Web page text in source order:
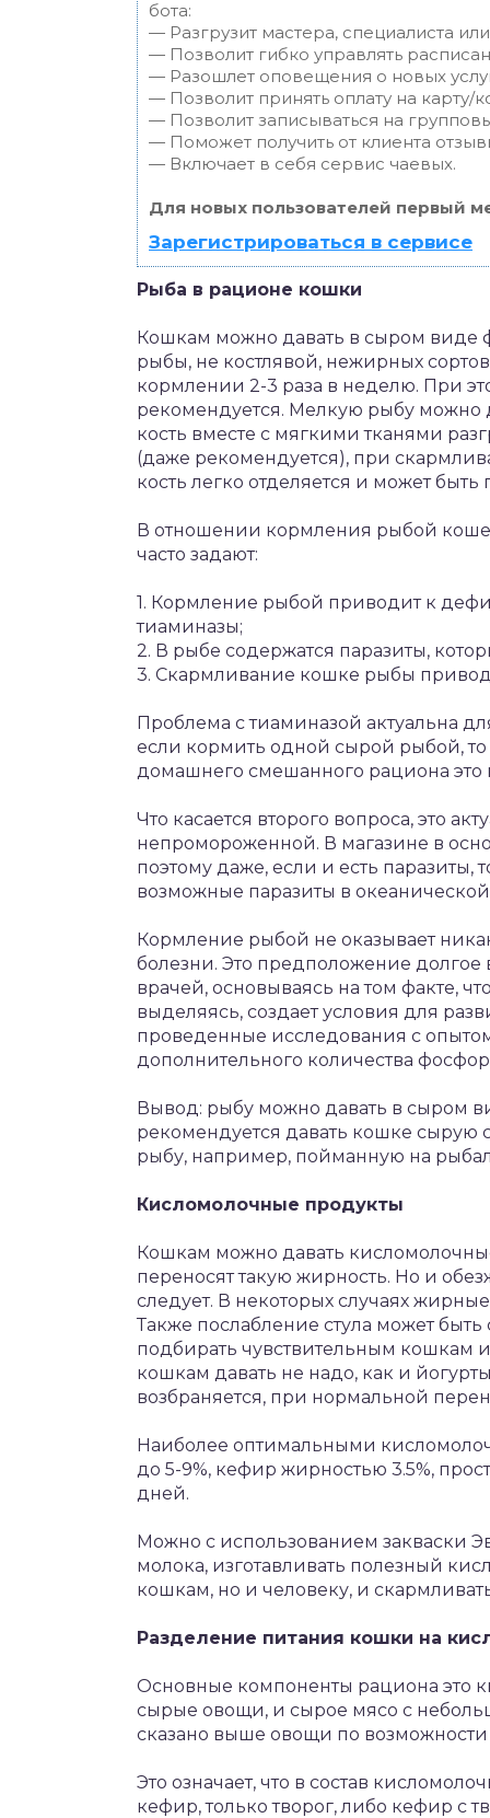
бота:
— Разгрузит мастера, специалиста
— Позволит гибко управлять
— Разошлет оповещения о новых
— Позволит принять оплату на карту/
— Позволит записываться на
— Поможет получить от клиента
— Включает в себя сервис чаевых.
Для новых пользователей первый
Зарегистрироваться в сервисе
Рыба в рационе кошки
Кошкам можно давать в сыром
рыбы, не костлявой, нежирных
кормлении 2-3 раза в неделю. При
рекомендуется. Мелкую рыбу можно
кость вместе с мягкими тканями
(даже рекомендуется), при
кость легко отделяется и может
В отношении кормления рыбой
часто задают:
1. Кормление рыбой приводит к
тиаминазы;
2. В рыбе содержатся паразиты,
3. Скармливание кошке рыбы
Проблема с тиаминазой актуальна
если кормить одной сырой рыбой, то
домашнего смешанного рациона это
Что касается второго вопроса, это
непромороженной. В магазине в
поэтому даже, если и есть паразиты,
возможные паразиты в
Кормление рыбой не оказывает
болезни. Это предположение
врачей, основываясь на том факте,
выделяясь, создает условия для
проведенные исследования с
дополнительного количества
Вывод: рыбу можно давать в сыром
рекомендуется давать кошке
рыбу, например, пойманную на
Кисломолочные продукты
Кошкам можно давать
переносят такую жирность. Но и
следует. В некоторых случаях
Также послабление стула может
подбирать чувствительным кошкам
кошкам давать не надо, как и
возбраняется, при нормальной
Наиболее оптимальными
до 5-9%, кефир жирностью 3.5%,
дней.
Можно с использованием закваски
молока, изготавливать полезный
кошкам, но и человеку, и
Разделение питания кошки на
Основные компоненты рациона это
сырые овощи, и сырое мясо с
сказано выше овощи по
Это означает, что в состав
кефир, только творог, либо кефир с